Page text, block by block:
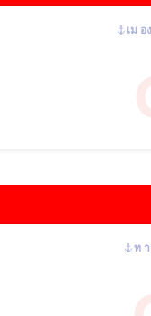
เม อ
ท า